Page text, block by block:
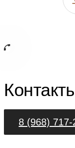
8 (968) 717-